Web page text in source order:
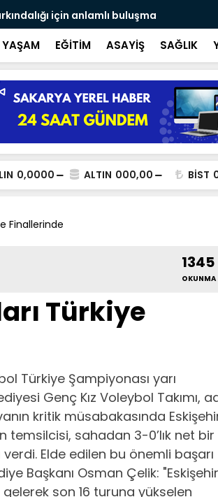
için anlamlı buluşma
YAŞAM EĞİTİM ASAYİŞ SAĞLIK
0,0000 ALTIN 000,00 BİST
Finallerinde
1345
OKUNMA
Türkiye
Türkiye Şampiyonası yarı
Genç Kız Voleybol Takımı,
kritik müsabakasında
temsilcisi, sahadan 3-0’lık net bir
Elde edilen bu önemli başarı
Başkanı Osman Çelik: "Eskişehir
son 16 turuna yükselen